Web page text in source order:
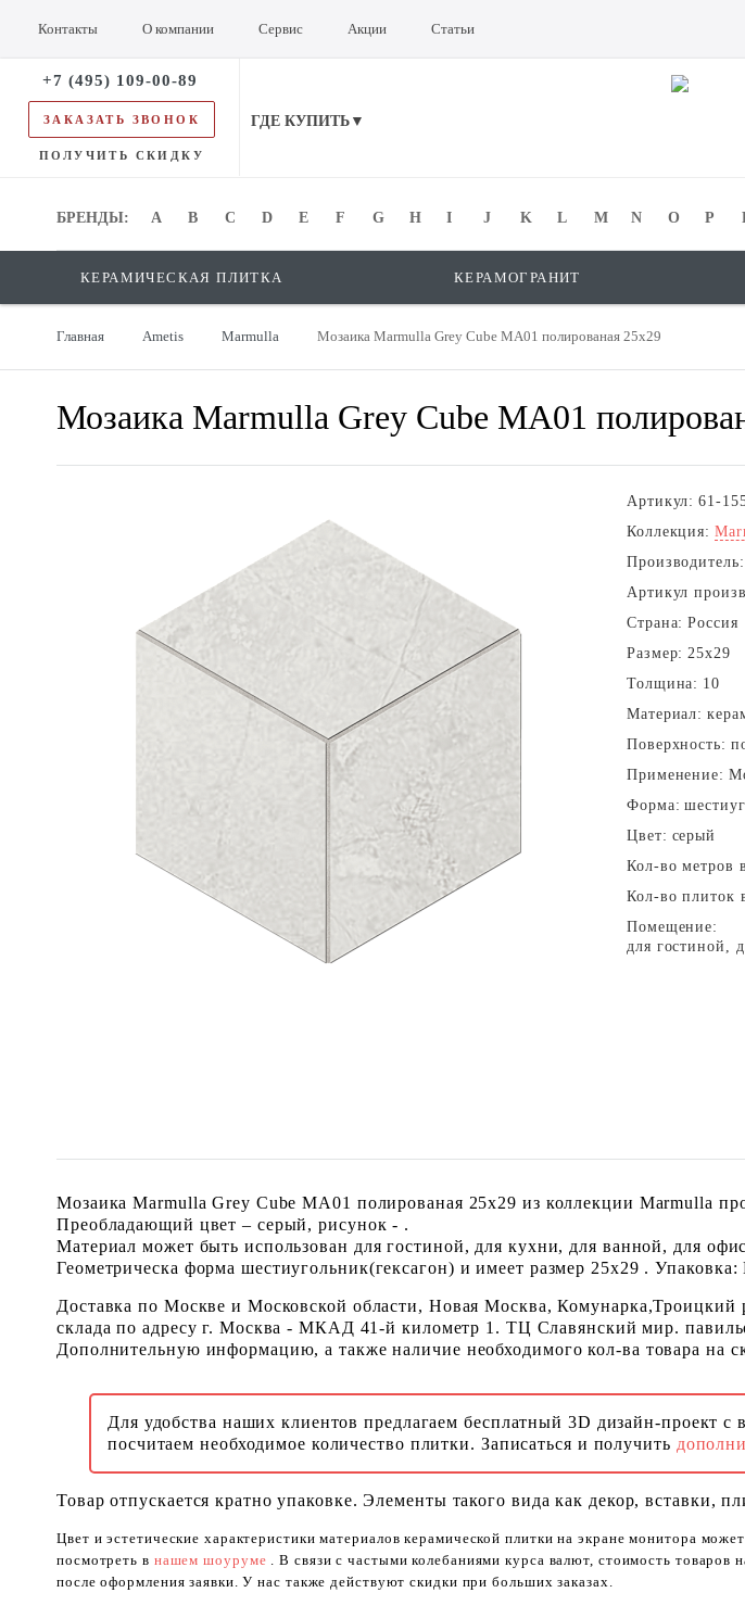
Контакты О компании Сервис Акции Статьи
+7 (495) 109-00-89
ЗАКАЗАТЬ ЗВОНОК
ПОЛУЧИТЬ СКИДКУ
ГДЕ КУПИТЬ▼
БРЕНДЫ: A B C D E F G H I J K L M N O P
БРЕНДЫ:
КЕРАМИЧЕСКАЯ ПЛИТКА КЕРАМОГРАНИТ
Главная Ametis Marmulla Мозаика Marmulla Grey Cube MA01 полированая 25x29
Мозаика Marmulla Grey Cube MA01
Артикул: 61-
Коллекция:
Производитель:
Артикул
Страна: Россия
Размер: 25x29
Толщина: 10
Материал:
Поверхность:
Применение:
Форма:
Цвет: серый
Кол-во метров
Кол-во плиток
Помещение:
для гостиной,
Мозаика Marmulla Grey Cube MA01 полированая 25x29 из коллекции Marmulla
Преобладающий цвет – серый, рисунок - .
Материал может быть использован для гостиной, для кухни, для ванной, для
Геометрическа форма шестиугольник(гексагон) и имеет размер 25x29 .
Доставка по Москве и Московской области, Новая Москва,
склада по адресу г. Москва - МКАД 41-й километр 1. ТЦ Славянский мир.
Дополнительную информацию, а также наличие необходимого кол-ва товара на
Для удобства наших клиентов предлагаем бесплатный 3D дизайн-проект
посчитаем необходимое количество плитки. Записаться и получить
Товар отпускается кратно упаковке. Элементы такого вида как декор, вставки,
Цвет и эстетические характеристики материалов керамической плитки на экране монитора
посмотреть в нашем шоуруме . В связи с частыми колебаниями курса валют, стоимость
после оформления заявки. У нас также действуют скидки при больших заказах.